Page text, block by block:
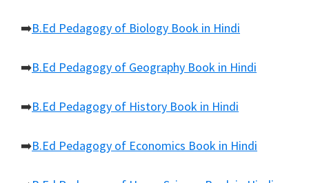
➡️B.Ed Pedagogy of Biology Book in Hindi
➡️B.Ed Pedagogy of Geography Book in Hindi
➡️B.Ed Pedagogy of History Book in Hindi
➡️B.Ed Pedagogy of Economics Book in Hindi